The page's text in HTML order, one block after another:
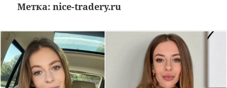
Метка:nice-tradery.ru